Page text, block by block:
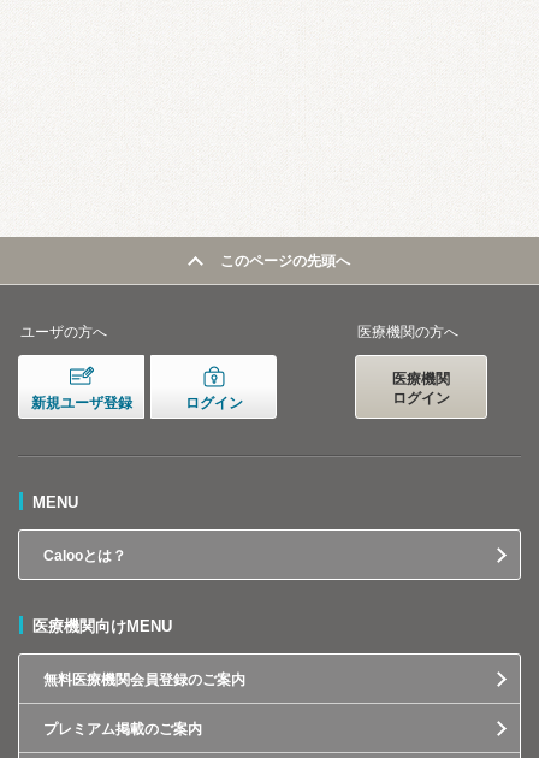
このページの先頭へ
ユーザの方へ
新規ユーザ登録 ログイン
医療機関の方へ
医療機関
ログイン
MENU
Calooとは？
医療機関向けMENU
無料医療機関会員登録のご案内
プレミアム掲載のご案内